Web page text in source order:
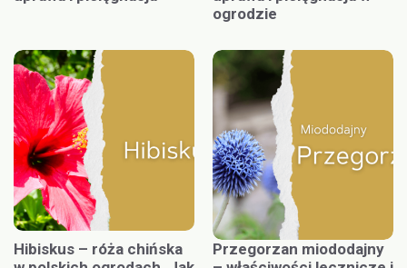
ogrodzie
Hibiskus – róża chińska
Przegorzan miododajny